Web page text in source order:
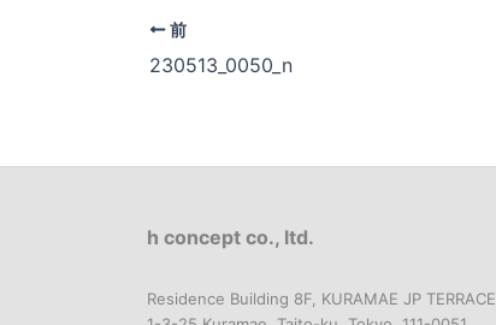
前
230513_0050_n
h concept co., ltd.
Residence Building 8F, KURAMAE JP TERRACE,